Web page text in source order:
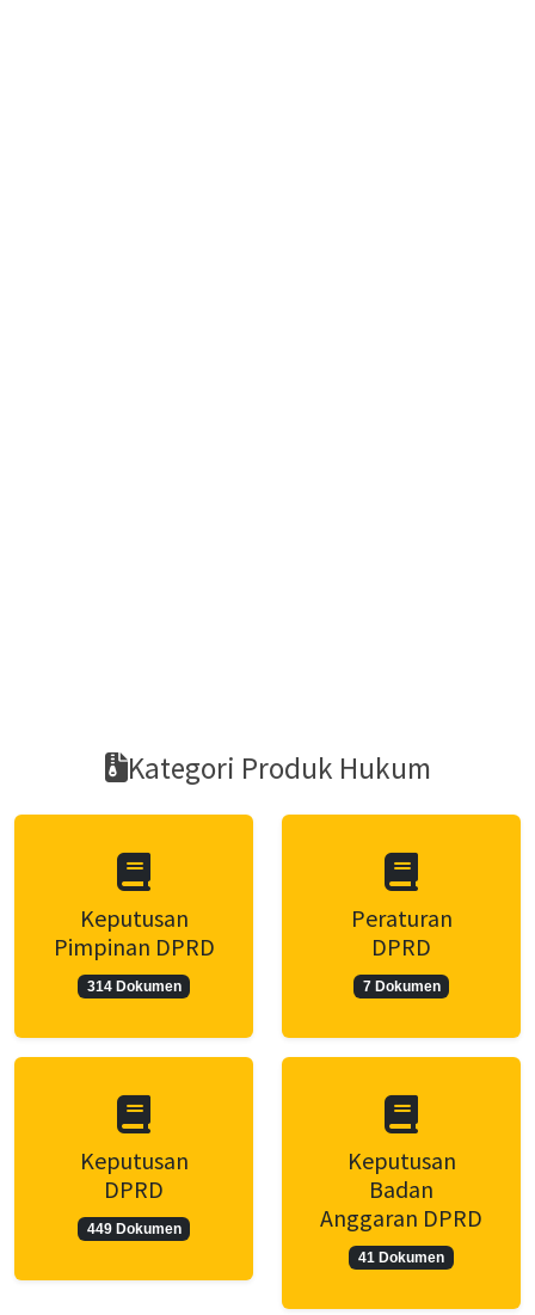
Kategori Produk Hukum
Keputusan
Pimpinan DPRD
314 Dokumen
Peraturan
DPRD
7 Dokumen
Keputusan
DPRD
449 Dokumen
Keputusan
Badan
Anggaran DPRD
41 Dokumen